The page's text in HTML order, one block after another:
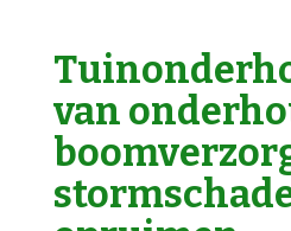
van